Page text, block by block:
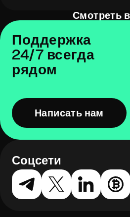
Смотреть
Поддержка
24/7 всегда
рядом
Написать нам
Соцсети